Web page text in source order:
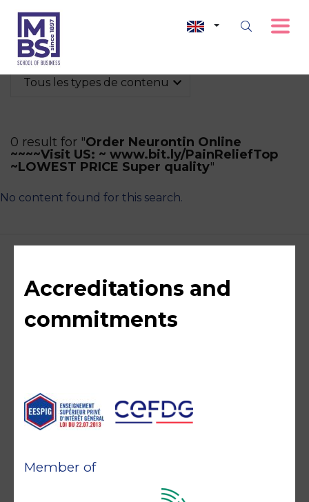
Tous les types de contenu
0 result for "Order Neurontin Online
~~~~Visit US: ~ www.bit.ly/PainReliefTop
~LOWEST PRICE Super quality"
No content found for this search.
Accreditations and
commitments
Member of